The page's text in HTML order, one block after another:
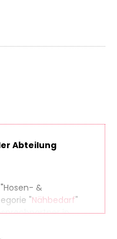
Abteilung
&
"Nähbedarf"
in